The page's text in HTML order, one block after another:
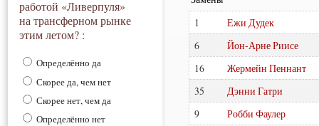
работой «Ливерпуля»
на трансферном рынке
этим летом? :
Определённо да
Скорее да, чем нет
Скорее нет, чем да
Определённо нет
1
Ежи Дудек
6
Йон-Арне Риисе
16
Жермейн Пеннант
35
Дэнни Гатри
9
Робби Фаулер